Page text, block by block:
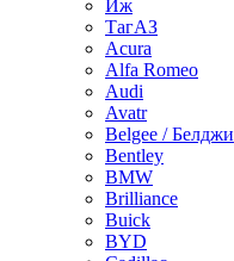
Иж
ТагАЗ
Acura
Alfa Romeo
Audi
Avatr
Belgee / Белджи
Bentley
BMW
Brilliance
Buick
BYD